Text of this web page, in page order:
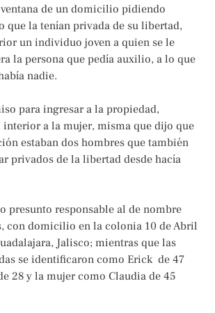
de un domicilio pidiendo
que la tenían privada de su libertad,
un individuo joven a quien se le
la persona que pedía auxilio, a lo que
nadie.
para ingresar a la propiedad,
a la mujer, misma que dijo que
estaban dos hombres que también
privados de la libertad desde hacía
presunto responsable al de nombre
con domicilio en la colonia 10 de Abril
Jalisco; mientras que las
se identificaron como Erick de 47
28 y la mujer como Claudia de 45